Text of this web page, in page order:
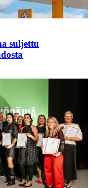
suljettu